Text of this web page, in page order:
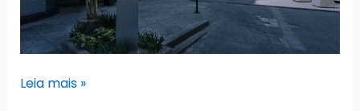
Tudo
Leia mais »